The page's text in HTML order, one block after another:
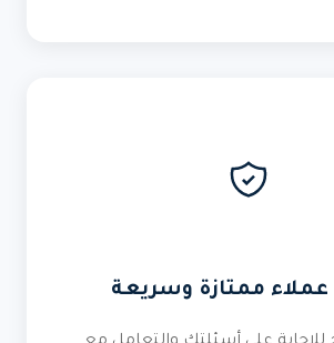
ممتازة وسريعة